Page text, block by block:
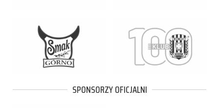
SPONSORZY OFICJALNI